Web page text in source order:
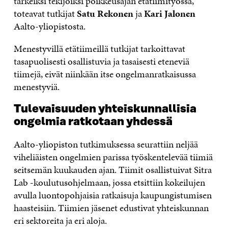
toteavat tutkijatSatu RekonenjaKari Jalonen
Aalto-yliopistosta.
Menestyvillä etätiimeillä tutkijat tarkoittavat
tasapuolisesti osallistuvia ja tasaisesti eteneviä
tiimejä, eivät niinkään itse ongelmanratkaisussa
menestyviä.
Tulevaisuuden yhteiskunnallisia
ongelmia ratkotaan yhdessä
Aalto-yliopiston tutkimuksessa seurattiin neljää
viheliäisten ongelmien parissa työskentelevää tiimiä
seitsemän kuukauden ajan. Tiimit osallistuivat Sitra
Lab -koulutusohjelmaan, jossa etsittiin kokeilujen
avulla luontopohjaisia ratkaisuja kaupungistumisen
haasteisiin. Tiimien jäsenet edustivat yhteiskunnan
eri sektoreita ja eri aloja.